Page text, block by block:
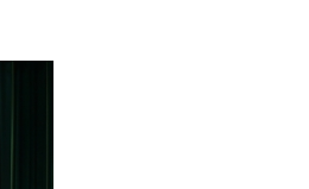
Thông tin doanh nghiệp